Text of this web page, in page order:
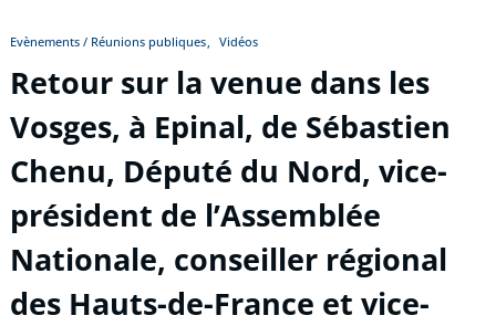
Evènements / Réunions publiques Vidéos
Retour sur la venue dans les
Vosges, à Epinal, de Sébastien
Chenu, Député du Nord, vice-
président de l’Assemblée
Nationale, conseiller régional
des Hauts-de-France et vice-